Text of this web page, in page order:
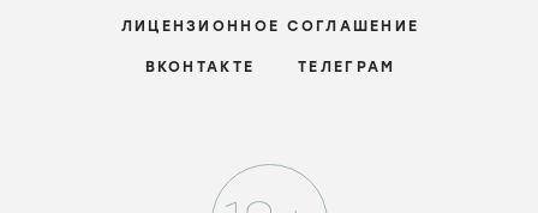
ЛИЦЕНЗИОННОЕ СОГЛАШЕНИЕ
ВКОНТАКТЕ ТЕЛЕГРАМ